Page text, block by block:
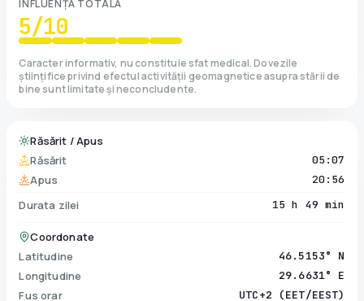
INFLUENȚĂ TOTALĂ
5/10
Caracter informativ, nu constituie sfat medical. Dovezile
științifice privind efectul activității geomagnetice asupra stării de
bine sunt limitate și neconcludente.
Răsărit / Apus
Răsărit
05:07
Apus 20:56
Durata zilei 15 h 49 min
Coordonate
Latitudine
46.5153° N
Longitudine 29.6631° E
Fus orar UTC+2 (EET/EEST)